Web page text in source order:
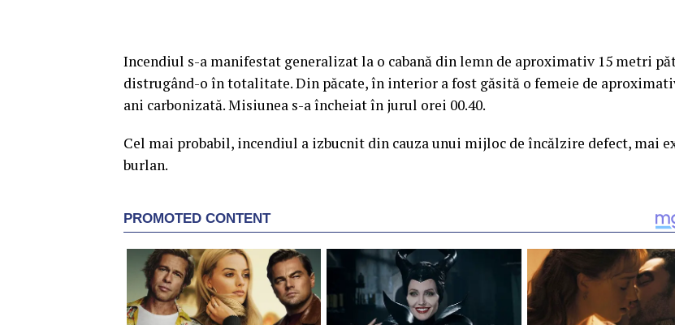
Incendiul s-a manifestat generalizat la o cabană din lemn de aproximativ 15 metri
distrugând-o în totalitate. Din păcate, în interior a fost găsită o femeie de
ani carbonizată. Misiunea s-a încheiat în jurul orei 00.40.
Cel mai probabil, incendiul a izbucnit din cauza unui mijloc de încălzire defect, mai
burlan.